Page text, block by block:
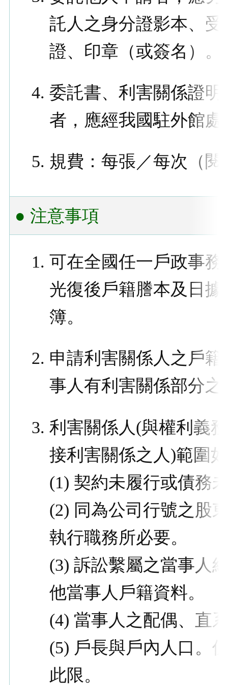
託人之身分證影本、
證、印章（或簽名）。
委託書、利害關係證
者，應經我國駐外館處
規費：每張／每次（閱
● 注意事項
可在全國任一戶政事
光復後戶籍謄本及日
簿。
申請利害關係人之戶
事人有利害關係部分之
利害關係人(與權利義
接利害關係之人)範圍
(1) 契約未履行或債務
(2) 同為公司行號之股
執行職務所必要。
(3) 訴訟繫屬之當事人
他當事人戶籍資料。
(4) 當事人之配偶、直
(5) 戶長與戶內人口。
此限。